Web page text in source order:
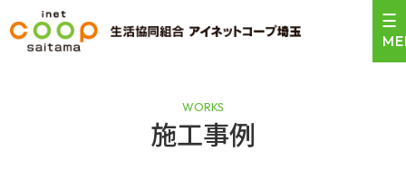
0120-471-159 ＼24時間受付中！／
WORKS
施工事例